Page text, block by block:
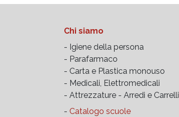
Chi siamo
- Igiene della persona
- Parafarmaco
- Carta e Plastica monouso
- Medicali, Elettromedicali
- Attrezzature - Arredi e Carrelli
- Catalogo scuole